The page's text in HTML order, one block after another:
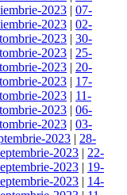
2023 | 07-
2023 | 02-
2023 | 30-
2023 | 25-
2023 | 20-
2023 | 17-
2023 | 11-
2023 | 06-
2023 | 03-
2023 | 28-
2023 | 22-
2023 | 19-
2023 | 14-